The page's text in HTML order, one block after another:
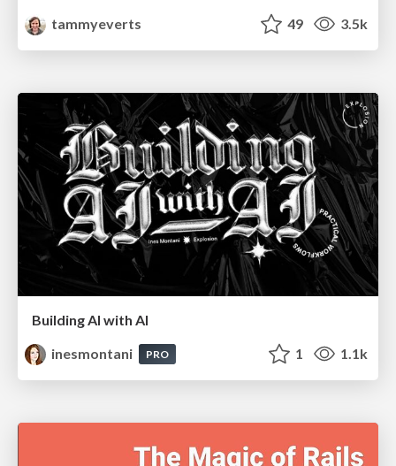
tammyeverts
49 3.5k
Building AI with AI
inesmontani
PRO 1 1.1k